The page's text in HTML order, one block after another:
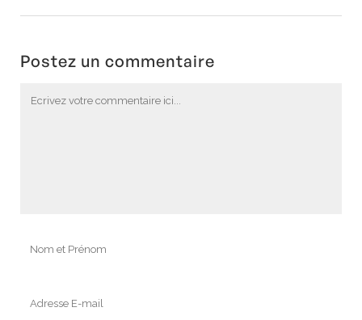
Postez un commentaire